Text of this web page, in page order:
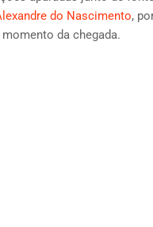
do Nascimento,
da chegada.